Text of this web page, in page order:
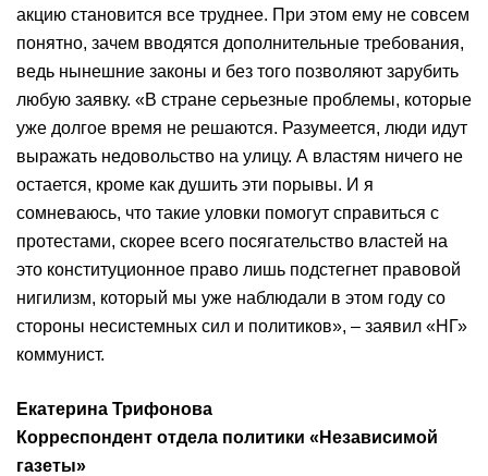
акцию становится все труднее. При этом ему не совсем
понятно, зачем вводятся дополнительные требования,
ведь нынешние законы и без того позволяют зарубить
любую заявку. «В стране серьезные проблемы, которые
уже долгое время не решаются. Разумеется, люди идут
выражать недовольство на улицу. А властям ничего не
остается, кроме как душить эти порывы. И я
сомневаюсь, что такие уловки помогут справиться с
протестами, скорее всего посягательство властей на
это конституционное право лишь подстегнет правовой
нигилизм, который мы уже наблюдали в этом году со
стороны несистемных сил и политиков», – заявил «НГ»
коммунист.
Екатерина Трифонова
Корреспондент отдела политики «Независимой
газеты»